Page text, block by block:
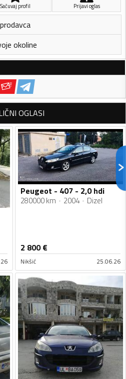
Sačuvaj profil Prijavi oglas
okoline
OGLASI
Peugeot - 407 - 2,0 hdi
280000 km 2004 Dizel
2 800€
Nikšić 25.06.26